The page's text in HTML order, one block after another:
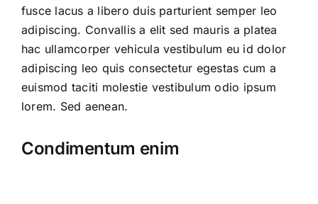
fusce lacus a libero duis parturient semper leo
adipiscing. Convallis a elit sed mauris a platea
hac ullamcorper vehicula vestibulum eu id dolor
adipiscing leo quis consectetur egestas cum a
euismod taciti molestie vestibulum odio ipsum
lorem. Sed aenean.
Condimentum enim